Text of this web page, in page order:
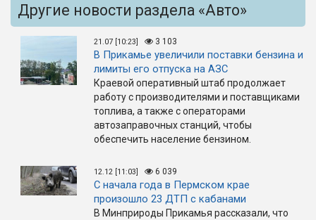
Другие новости раздела «Авто»
21.07 [10:23] 3 103
В Прикамье увеличили поставки бензина и
лимиты его отпуска на АЗС
Краевой оперативный штаб продолжает
работу с производителями и поставщиками
топлива, а также с операторами
автозаправочных станций, чтобы
обеспечить население бензином.
12.12 [11:03] 6 039
С начала года в Пермском крае
произошло 23 ДТП с кабанами
В Минприроды Прикамья рассказали, что